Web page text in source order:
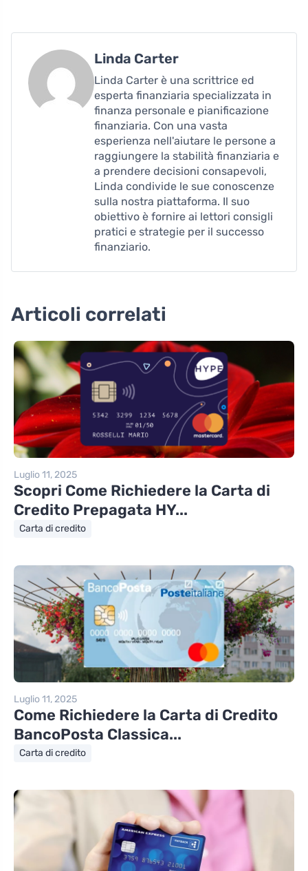
Linda Carter
Linda Carter è una scrittrice ed
esperta finanziaria specializzata in
finanza personale e pianificazione
finanziaria. Con una vasta
esperienza nell'aiutare le persone a
raggiungere la stabilità finanziaria e
a prendere decisioni consapevoli,
Linda condivide le sue conoscenze
sulla nostra piattaforma. Il suo
obiettivo è fornire ai lettori consigli
pratici e strategie per il successo
finanziario.
Articoli correlati
Luglio 11, 2025
Scopri Come Richiedere la Carta di
Credito Prepagata HY...
Carta di credito
Luglio 11, 2025
Come Richiedere la Carta di Credito
BancoPosta Classica...
Carta di credito